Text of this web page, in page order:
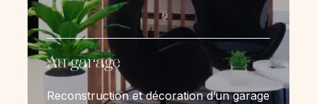
Au garage
Reconstruction et décoration d’un garage